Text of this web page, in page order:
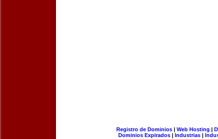
Registro de Dominios| Web Hosting |
Dominios Expirados | Industrias |